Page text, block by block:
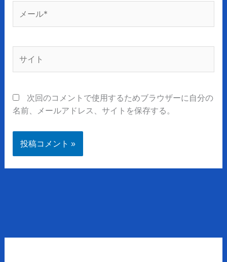
*
次回のコメントで使用するためブラウザーに自分の
名前、メールアドレス、サイトを保存する。